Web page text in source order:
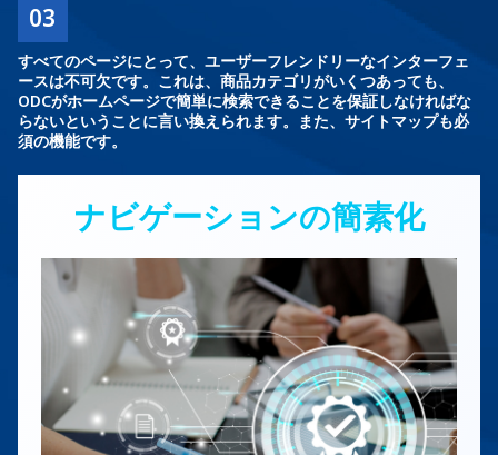
03
すべてのページにとって、ユーザーフレンドリーなインターフェ
ースは不可欠です。これは、商品カテゴリがいくつあっても、
ODCがホームページで簡単に検索できることを保証しなければな
らないということに言い換えられます。また、サイトマップも必
須の機能です。
ナビゲーションの簡素化